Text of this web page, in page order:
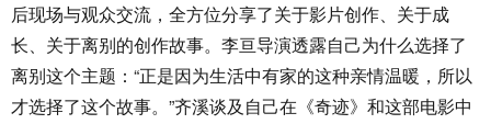
后现场与观众交流，全方位分享了关于影片创作、关于成
长、关于离别的创作故事。李亘导演透露自己为什么选择了
离别这个主题：“正是因为生活中有家的这种亲情温暖，所以
才选择了这个故事。”齐溪谈及自己在《奇迹》和这部电影中